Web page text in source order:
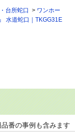
台所蛇口
ワンホー
水道蛇口｜TKGG31E
番の事例も含みます